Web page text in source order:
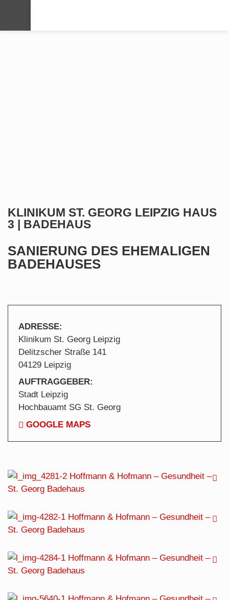
KLINIKUM ST. GEORG LEIPZIG HAUS
3 | BADE­­­HAUS
SANIERUNG DES EHEMALIGEN
BADEHAUSES
ADRESSE:
Klinikum St. Georg Leipzig
Delitzscher Straße 141
04129 Leipzig
AUFTRAGGEBER:
Stadt Leipzig
Hochbauamt SG St. Georg
GOOGLE MAPS